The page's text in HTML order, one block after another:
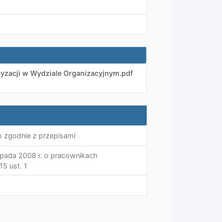
w Wydziale Organizacyjnym.pdf
zgodnie z przepisami
2008 r. o pracownikach
ust. 1